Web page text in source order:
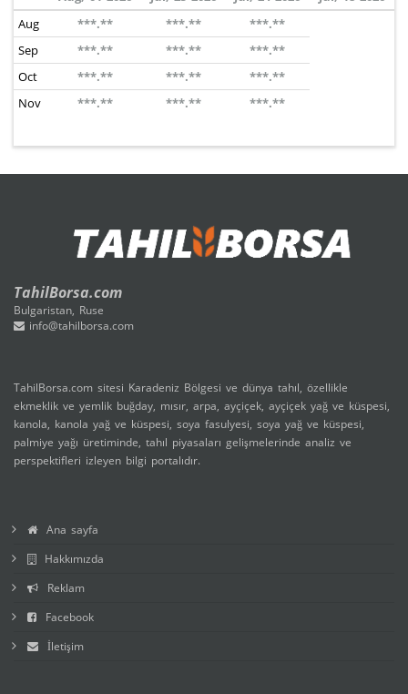
Aug
***.** ***.**
***.**
Sep
***.** ***.**
***.**
Oct
***.** ***.**
***.**
Nov
***.** ***.** ***.**
TahilBorsa.com
Bulgaristan, Ruse
info@tahilborsa.com
TahilBorsa.com sitesi Karadeniz Bölgesi ve dünya tahıl, özellikle
ekmeklik ve yemlik buğday, mısır, arpa, ayçiçek, ayçiçek yağ ve küspesi,
kanola, kanola yağ ve küspesi, soya fasulyesi, soya yağ ve küspesi,
palmiye yağı üretiminde, tahıl piyasaları gelişmelerinde analiz ve
perspektifleri izleyen bilgi portalıdır.
Ana sayfa
Hakkımızda
Reklam
Facebook
İletişim